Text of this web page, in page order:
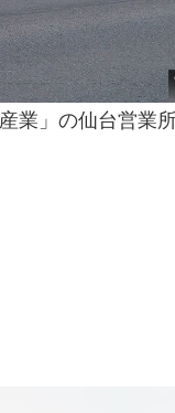
業」の仙台営業